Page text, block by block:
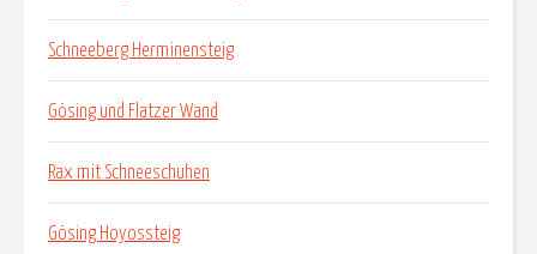
Schneeberg Herminensteig
Gösing und Flatzer Wand
Rax mit Schneeschuhen
Gösing Hoyossteig